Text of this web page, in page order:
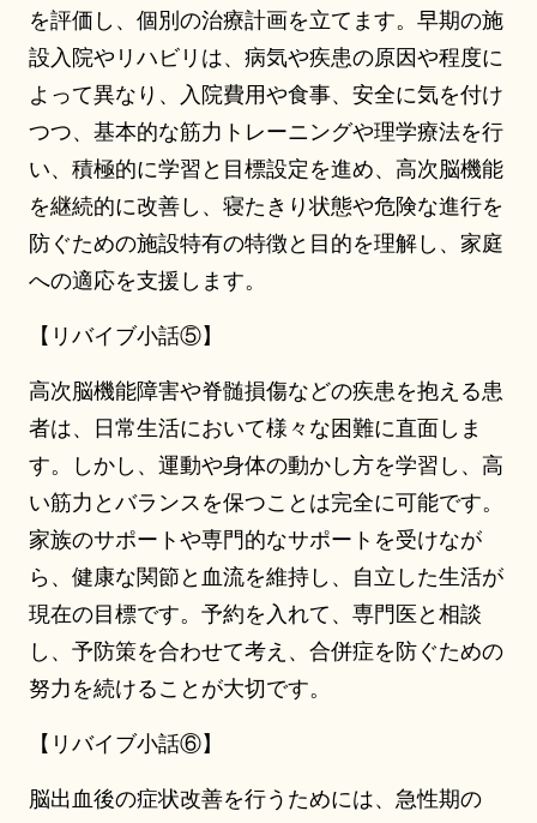
を評価し、個別の治療計画を立てます。早期の施
設入院やリハビリは、病気や疾患の原因や程度に
よって異なり、入院費用や食事、安全に気を付け
つつ、基本的な筋力トレーニングや理学療法を行
い、積極的に学習と目標設定を進め、高次脳機能
を継続的に改善し、寝たきり状態や危険な進行を
防ぐための施設特有の特徴と目的を理解し、家庭
への適応を支援します。
【リバイブ小話⑤】
高次脳機能障害や脊髄損傷などの疾患を抱える患
者は、日常生活において様々な困難に直面しま
す。しかし、運動や身体の動かし方を学習し、高
い筋力とバランスを保つことは完全に可能です。
家族のサポートや専門的なサポートを受けなが
ら、健康な関節と血流を維持し、自立した生活が
現在の目標です。予約を入れて、専門医と相談
し、予防策を合わせて考え、合併症を防ぐための
努力を続けることが大切です。
【リバイブ小話⑥】
脳出血後の症状改善を行うためには、急性期の